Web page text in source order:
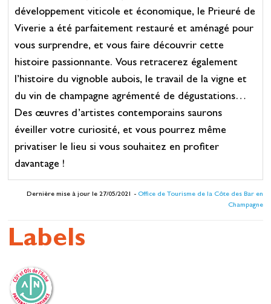
développement viticole et économique, le Prieuré de
Viverie a été parfaitement restauré et aménagé pour
vous surprendre, et vous faire découvrir cette
histoire passionnante. Vous retracerez également
l’histoire du vignoble aubois, le travail de la vigne et
du vin de champagne agrémenté de dégustations…
Des œuvres d’artistes contemporains saurons
éveiller votre curiosité, et vous pourrez même
privatiser le lieu si vous souhaitez en profiter
davantage !
Dernière mise à jour le 27/05/2021 - Office de Tourisme de la Côte des Bar en
Champagne
Labels